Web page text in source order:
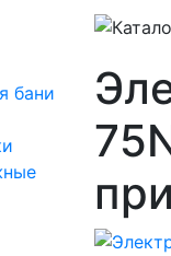
бани